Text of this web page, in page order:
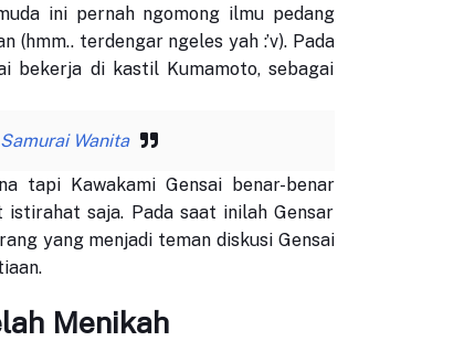
ini pernah ngomong ilmu pedang
terdengar ngeles yah :’v). Pada
bekerja di kastil Kumamoto, sebagai
Wanita
tapi Kawakami Gensai benar-benar
saja. Pada saat inilah Gensar
yang menjadi teman diskusi Gensai
Menikah